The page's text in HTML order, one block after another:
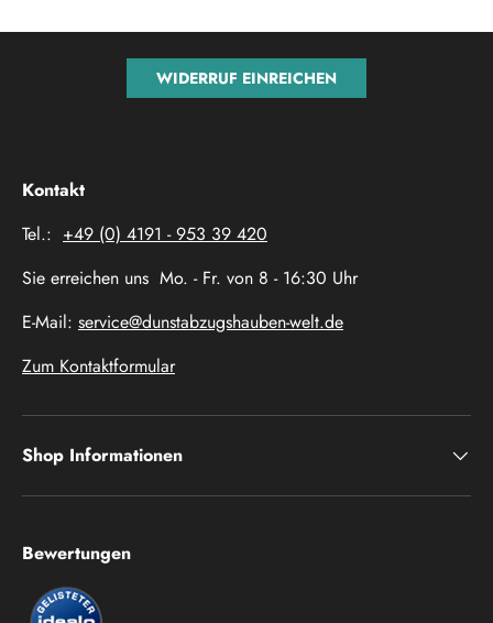
WIDERRUF EINREICHEN
Kontakt
Tel.: +49 (0) 4191 - 953 39 420
Sie erreichen uns Mo. - Fr. von 8 - 16:30 Uhr
E-Mail: service@dunstabzugshauben-welt.de
Zum Kontaktformular
Shop Informationen
Bewertungen